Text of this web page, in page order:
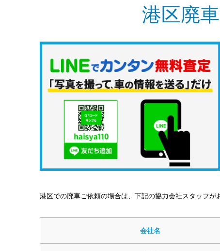
港区廃
港区での廃車ご依頼の場合は、下記の協力会社スタッフが
会社名